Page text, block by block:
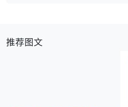
推荐图文